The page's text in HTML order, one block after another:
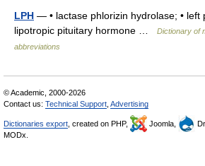
LPH — • lactase phlorizin hydrolase; • left
lipotropic pituitary hormone …
Dictionary of
abbreviations
© Academic, 2000-2026
Contact us: Technical Support Advertising
Dictionaries export , created on PHP, Joomla,
MODx.